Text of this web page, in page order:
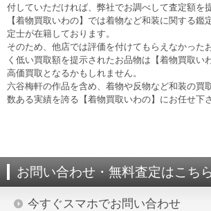
付していただければ、弊社でお調べして査定額を
【着物買取いわの】では着物など和装に関する鑑
定士が在籍しております。
そのため、他店では評価を付けてもらえなかった
く低い買取額を提示されたお品物は【着物買取い
高価買取となるかもしれません。
六谷梅軒の作品を含め、着物や反物など和装の買
数ある実績を誇る【着物買取いわの】にお任せ下
お問い合わせ・無料査定はこちら
今すぐスマホでお問い合わせ